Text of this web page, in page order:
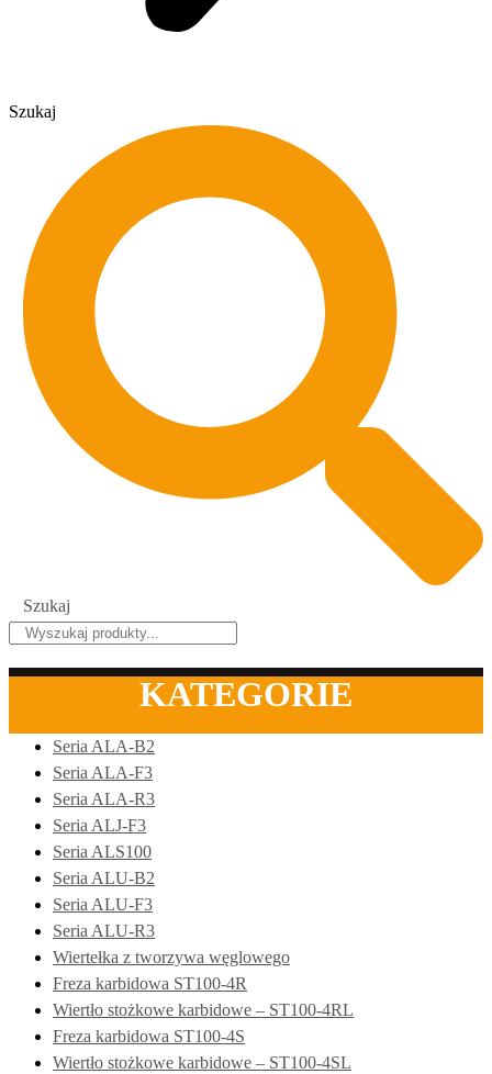
Szukaj
Szukaj
KATEGORIE
Seria ALA-B2
Seria ALA-F3
Seria ALA-R3
Seria ALJ-F3
Seria ALS100
Seria ALU-B2
Seria ALU-F3
Seria ALU-R3
Wiertełka z tworzywa węglowego
Freza karbidowa ST100-4R
Wiertło stożkowe karbidowe – ST100-4RL
Freza karbidowa ST100-4S
Wiertło stożkowe karbidowe – ST100-4SL